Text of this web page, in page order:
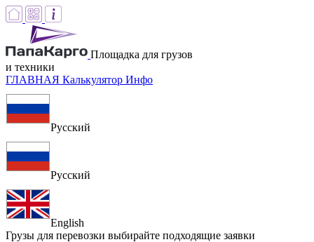
Площадка для грузов
и техники
ГЛАВНАЯ Калькулятор Инфо
Русский
Русский
English
Грузы для перевозки выбирайте подходящие заявки